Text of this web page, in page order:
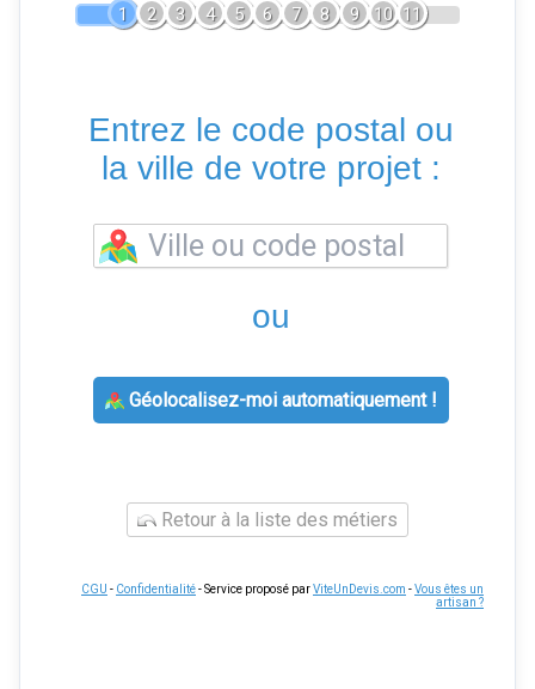
1 2 3 4 5 6 7 8 9 10 11
Entrez le code postal ou
la ville de votre projet :
ou
Géolocalisez-moi automatiquement !
Retour à la liste des métiers
CGU - Confidentialité- Service proposé parViteUnDevis.com -Vous êtes un
artisan ?